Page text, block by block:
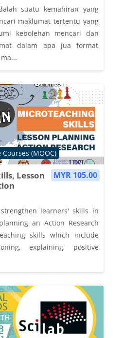
suatu kemahiran yang
maklumat tertentu yang
kebolehan mencari dan
dalam apa jua format
MYR 105.00
Lesson
(MOOC)
learners' skills in
an Action Research
skills which include
explaining, positive